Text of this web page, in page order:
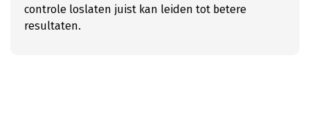
controle loslaten juist kan leiden tot betere
resultaten.